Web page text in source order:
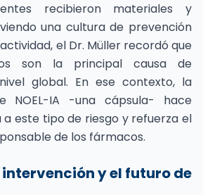
recibieron materiales y
una cultura de prevención
el Dr. Müller recordó que
son la principal causa de
global. En ese contexto, la
NOEL-IA -una cápsula- hace
este tipo de riesgo y refuerza el
de los fármacos.
intervención y el futuro de